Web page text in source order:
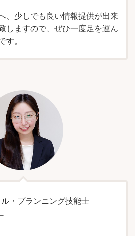
、少しでも良い情報提供が出来
しますので、ぜひ一度足を運ん
す。
・プランニング技能士